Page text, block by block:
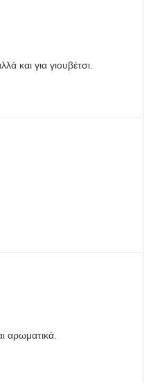
και για γιουβέτσι.
αρωματικά.